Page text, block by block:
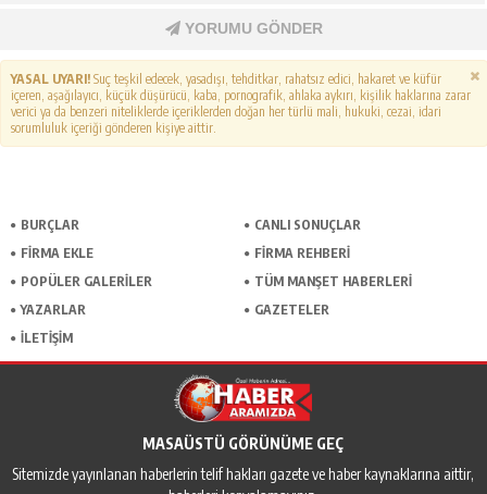
YORUMU GÖNDER
YASAL UYARI!Suç teşkil edecek, yasadışı, tehditkar, rahatsız edici, hakaret ve küfür
içeren, aşağılayıcı, küçük düşürücü, kaba, pornografik, ahlaka aykırı, kişilik haklarına zarar
verici ya da benzeri niteliklerde içeriklerden doğan her türlü mali, hukuki, cezai, idari
sorumluluk içeriği gönderen kişiye aittir.
BURÇLAR
CANLI SONUÇLAR
FİRMA EKLE
FİRMA REHBERİ
POPÜLER GALERİLER
TÜM MANŞET HABERLERİ
YAZARLAR
GAZETELER
İLETİŞİM
MASAÜSTÜ GÖRÜNÜME GEÇ
Sitemizde yayınlanan haberlerin telif hakları gazete ve haber kaynaklarına aittir,